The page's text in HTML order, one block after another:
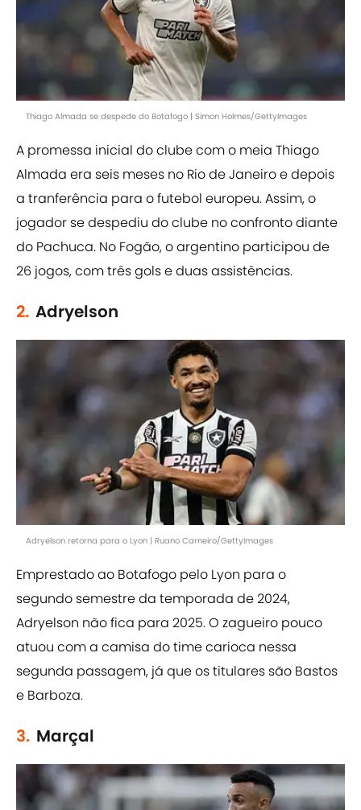
Thiago Almada se despede do Botafogo | Simon Holmes/GettyImages
A promessa inicial do clube com o meia Thiago
Almada era seis meses no Rio de Janeiro e depois
a tranferência para o futebol europeu. Assim, o
jogador se despediu do clube no confronto diante
do Pachuca. No Fogão, o argentino participou de
26 jogos, com três gols e duas assistências.
2. Adryelson
Adryelson retorna para o Lyon | Ruano Carneiro/GettyImages
Emprestado ao Botafogo pelo Lyon para o
segundo semestre da temporada de 2024,
Adryelson não fica para 2025. O zagueiro pouco
atuou com a camisa do time carioca nessa
segunda passagem, já que os titulares são Bastos
e Barboza.
3. Marçal